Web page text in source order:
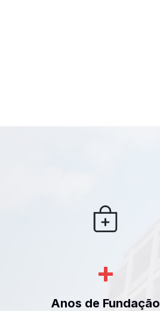
+
Anos de Fundação